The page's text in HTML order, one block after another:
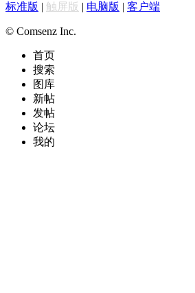
标准版 | 触屏版 | 电脑版 | 客户端
© Comsenz Inc.
首页
搜索
图库
新帖
发帖
论坛
我的